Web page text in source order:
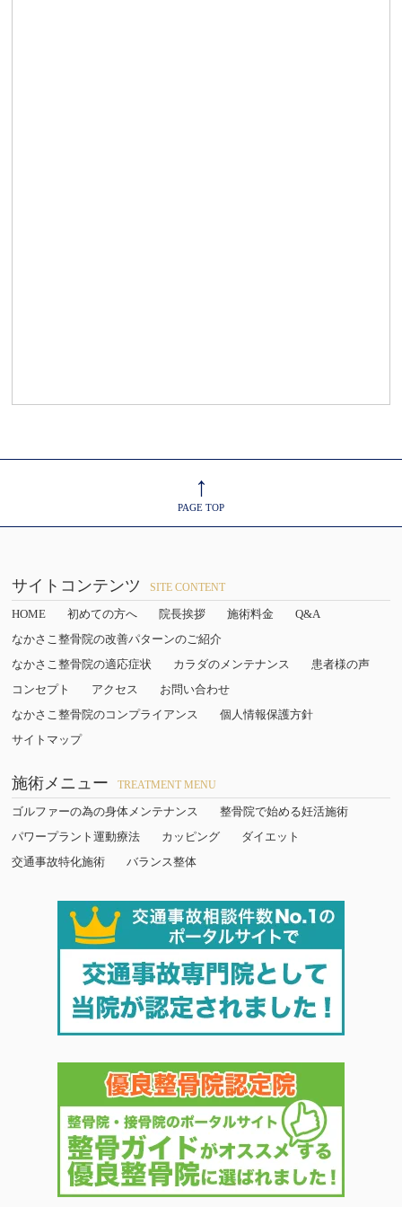
↑
PAGE TOP
サイトコンテンツ SITE CONTENT
HOME 初めての方へ 院長挨拶 施術料金
Q&A
なかさこ整骨院の改善パターンのご紹介
なかさこ整骨院の適応症状
カラダのメンテナンス
患者様の声
コンセプト
アクセス
お問い合わせ
なかさこ整骨院のコンプライアンス
個人情報保護方針
サイトマップ
施術メニュー TREATMENT MENU
ゴルファーの為の身体メンテナンス
整骨院で始める妊活施術
パワープラント運動療法
カッピング
ダイエット
交通事故特化施術
バランス整体